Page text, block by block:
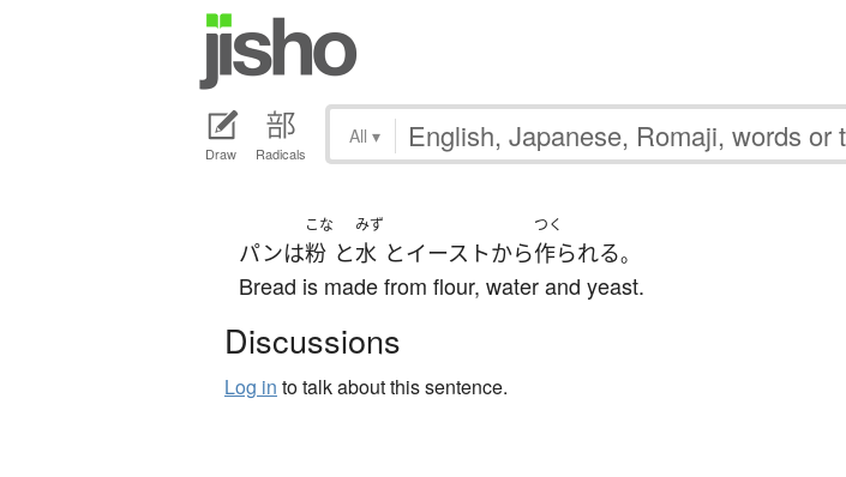
Draw Radicals
All ▾
パンは
こな
粉 と
みず
水 とイーストから
つく
作られる。
Bread is made from flour, water and yeast.
Discussions
Log in to talk about this sentence.